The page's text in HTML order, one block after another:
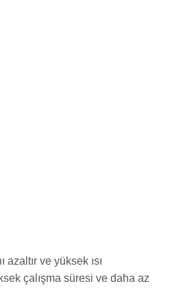
ve yüksek ısı
çalışma süresi ve daha az